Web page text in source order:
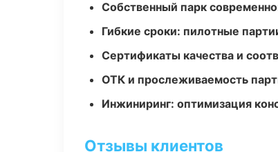
Собственный парк
Гибкие сроки: пилотные
Сертификаты качества и
ОТК и прослеживаемость
Инжиниринг: оптимизация
Отзывы клиентов